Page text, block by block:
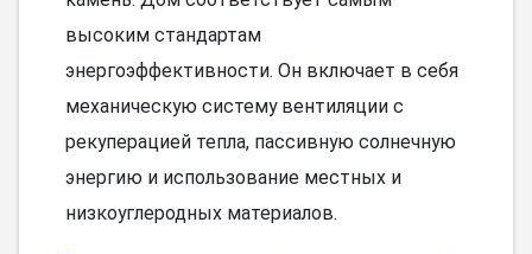
высоким стандартам
энергоэффективности. Он включает в себя
механическую систему вентиляции с
рекуперацией тепла, пассивную солнечную
энергию и использование местных и
низкоуглеродных материалов.